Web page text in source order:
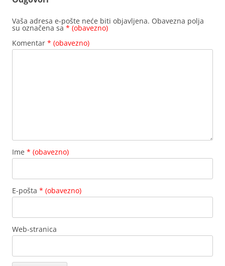
Vaša adresa e-pošte neće biti objavljena. Obavezna polja
su označena sa * (obavezno)
Komentar * (obavezno)
Ime * (obavezno)
E-pošta * (obavezno)
Web-stranica